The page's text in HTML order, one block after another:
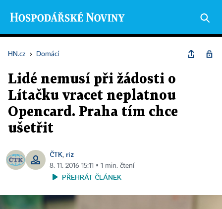
HN.cz › Domácí
Lidé nemusí při žádosti o
Lítačku vracet neplatnou
Opencard. Praha tím chce
ušetřit
ČTK, riz
8. 11. 2016 15:11 ▪ 1 min. čtení
PŘEHRÁT ČLÁNEK